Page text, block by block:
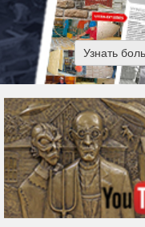
Узнать